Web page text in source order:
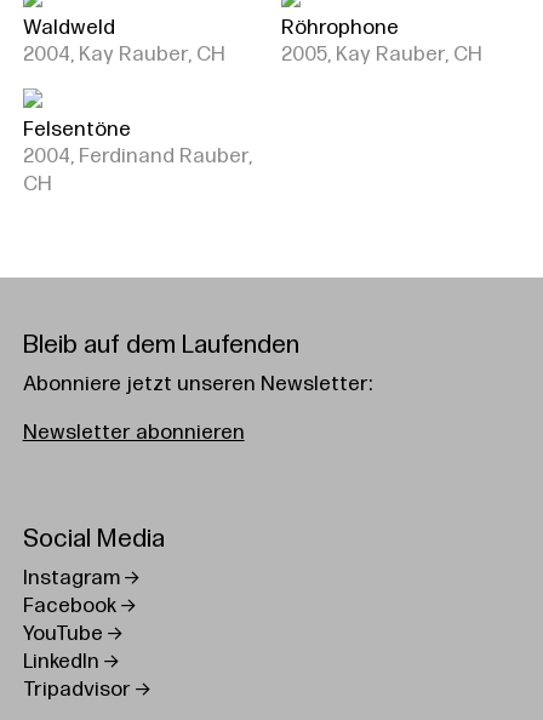
Waldweld
2004, Kay Rauber, CH
Röhrophone
2005, Kay Rauber, CH
Felsentöne
2004, Ferdinand Rauber,
CH
Bleib auf dem Laufenden
Abonniere jetzt unseren Newsletter:
Newsletter abonnieren
Social Media
Instagram
Facebook
YouTube
LinkedIn
Tripadvisor